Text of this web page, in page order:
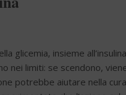
glicemia, insieme
nei limiti: se scendono,
potrebbe aiutare nella